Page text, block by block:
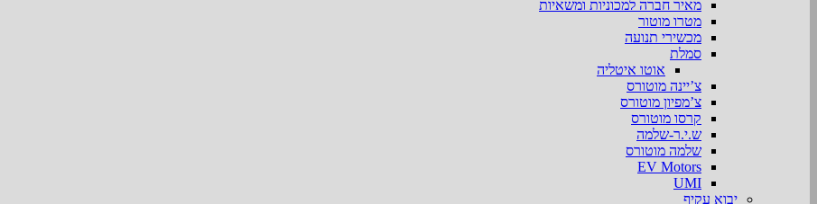
מאיר חברה למכוניות ומשאיות
מטרו מוטור
מכשירי תנועה
סמלת
אוטו איטליה
צ’יינה מוטורס
צ’מפיון מוטורס
קרסו מוטורס
ש.י.ר-שלמה
שלמה מוטורס
EV Motors
UMI
יבוא עקיף